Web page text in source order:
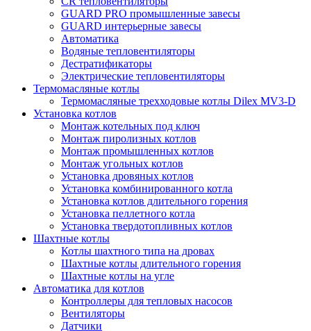
GUARD PRO промышленные завесы
GUARD интерьерные завесы
Автоматика
Водяные тепловентиляторы
Дестратификаторы
Электрические тепловентиляторы
Термомасляные котлы
Термомасляные трехходовые котлы Dilex MV3-D
Установка котлов
Монтаж котельных под ключ
Монтаж пиролизных котлов
Монтаж промышленных котлов
Монтаж угольных котлов
Установка дровяных котлов
Установка комбинированного котла
Установка котлов длительного горения
Установка пеллетного котла
Установка твердотопливных котлов
Шахтные котлы
Котлы шахтного типа на дровах
Шахтные котлы длительного горения
Шахтные котлы на угле
Автоматика для котлов
Контроллеры для тепловых насосов
Вентиляторы
Датчики